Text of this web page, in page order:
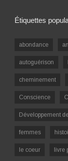
Étiquettes
abondance
autoguérison
cheminement
Conscience
Développement
femmes
le coeur livre